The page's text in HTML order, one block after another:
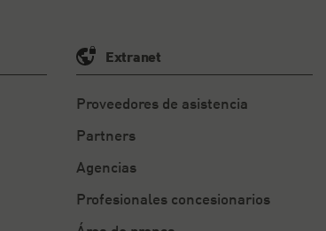
Extranet
Proveedores de asistencia
Partners
Agencias
Profesionales concesionarios